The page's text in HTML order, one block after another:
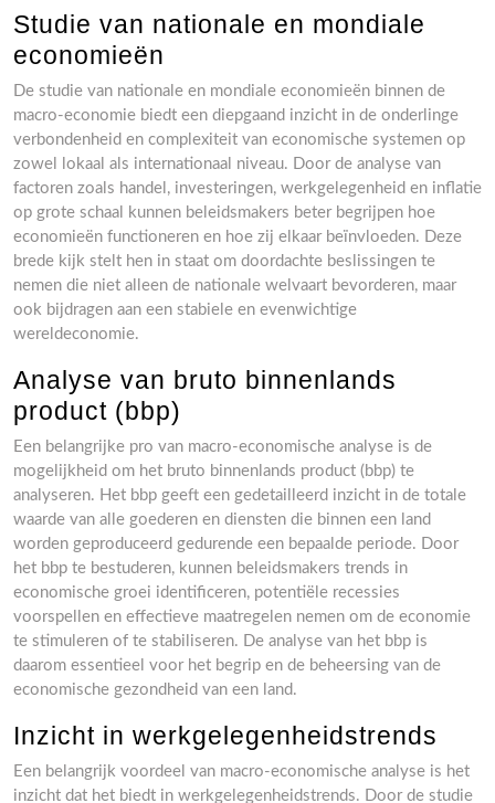
Studie van nationale en mondiale
economieën
De studie van nationale en mondiale economieën binnen de
macro-economie biedt een diepgaand inzicht in de onderlinge
verbondenheid en complexiteit van economische systemen op
zowel lokaal als internationaal niveau. Door de analyse van
factoren zoals handel, investeringen, werkgelegenheid en inflatie
op grote schaal kunnen beleidsmakers beter begrijpen hoe
economieën functioneren en hoe zij elkaar beïnvloeden. Deze
brede kijk stelt hen in staat om doordachte beslissingen te
nemen die niet alleen de nationale welvaart bevorderen, maar
ook bijdragen aan een stabiele en evenwichtige
wereldeconomie.
Analyse van bruto binnenlands
product (bbp)
Een belangrijke pro van macro-economische analyse is de
mogelijkheid om het bruto binnenlands product (bbp) te
analyseren. Het bbp geeft een gedetailleerd inzicht in de totale
waarde van alle goederen en diensten die binnen een land
worden geproduceerd gedurende een bepaalde periode. Door
het bbp te bestuderen, kunnen beleidsmakers trends in
economische groei identificeren, potentiële recessies
voorspellen en effectieve maatregelen nemen om de economie
te stimuleren of te stabiliseren. De analyse van het bbp is
daarom essentieel voor het begrip en de beheersing van de
economische gezondheid van een land.
Inzicht in werkgelegenheidstrends
Een belangrijk voordeel van macro-economische analyse is het
inzicht dat het biedt in werkgelegenheidstrends. Door de studie